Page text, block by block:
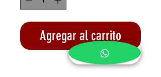
Agregar al carrito
Realizar compra